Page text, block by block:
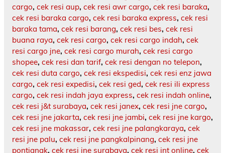
cargo, cek resi aup, cek resi awr cargo, cek resi baraka,
cek resi baraka cargo, cek resi baraka express, cek resi
baraka tama, cek resi barang, cek resi bes, cek resi
buana raya, cek resi cargo, cek resi cargo indah, cek
resi cargo jne, cek resi cargo murah, cek resi cargo
shopee, cek resi dan tarif, cek resi dengan no telepon,
cek resi duta cargo, cek resi ekspedisi, cek resi enz jawa
cargo, cek resi expedisi, cek resi ged, cek resi ili express
cargo, cek resi indah jaya express, cek resi indah online,
cek resi j&t surabaya, cek resi janex, cek resi jne cargo,
cek resi jne jakarta, cek resi jne jambi, cek resi jne kargo,
cek resi jne makassar, cek resi jne palangkaraya, cek
resi jne palu, cek resi jne pangkalpinang, cek resi jne
pontianak, cek resi jne surabaya, cek resi jnt online, cek